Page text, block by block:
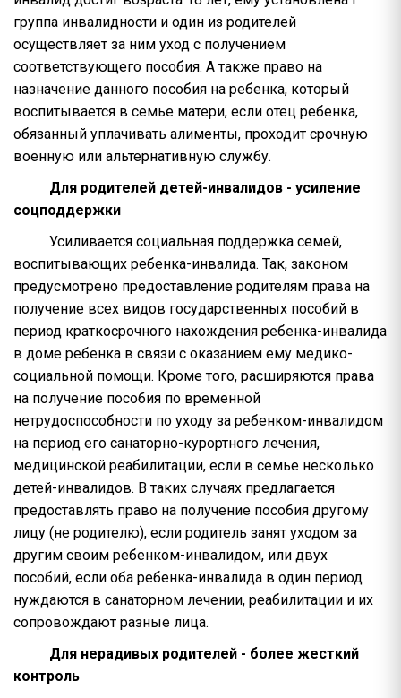
группа инвалидности и один из родителей
осуществляет за ним уход с получением
соответствующего пособия. А также право на
назначение данного пособия на ребенка, который
воспитывается в семье матери, если отец ребенка,
обязанный уплачивать алименты, проходит срочную
военную или альтернативную службу.
Для родителей детей-инвалидов - усиление
соцподдержки
Усиливается социальная поддержка семей,
воспитывающих ребенка-инвалида. Так, законом
предусмотрено предоставление родителям права на
получение всех видов государственных пособий в
период краткосрочного нахождения ребенка-инвалида
в доме ребенка в связи с оказанием ему медико-
социальной помощи. Кроме того, расширяются права
на получение пособия по временной
нетрудоспособности по уходу за ребенком-инвалидом
на период его санаторно-курортного лечения,
медицинской реабилитации, если в семье несколько
детей-инвалидов. В таких случаях предлагается
предоставлять право на получение пособия другому
лицу (не родителю), если родитель занят уходом за
другим своим ребенком-инвалидом, или двух
пособий, если оба ребенка-инвалида в один период
нуждаются в санаторном лечении, реабилитации и их
сопровождают разные лица.
Для нерадивых родителей - более жесткий
контроль